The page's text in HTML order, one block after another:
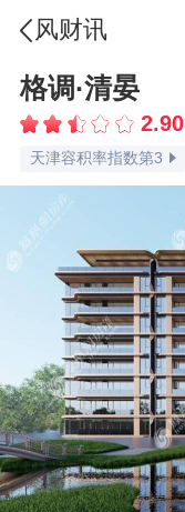
风财讯
格调·清晏
2.90
天津交通指数第3
天津配套指数第1
天津环境指数第3
天津容积率指数第3
天津绿化率指数第1
天津楼盘点评指数第3
天津楼盘口碑指数第3
品牌认知指数第3